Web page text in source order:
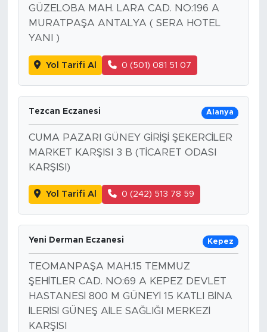
GÜZELOBA MAH. LARA CAD. NO:196 A
MURATPAŞA ANTALYA ( SERA HOTEL
YANI )
Yol Tarifi Al 0 (501) 081 51 07
Tezcan Eczanesi Alanya
CUMA PAZARI GÜNEY GİRİŞİ ŞEKERCİLER
MARKET KARŞISI 3 B (TİCARET ODASI
KARŞISI)
Yol Tarifi Al 0 (242) 513 78 59
Yeni Derman Eczanesi Kepez
TEOMANPAŞA MAH.15 TEMMUZ
ŞEHİTLER CAD. NO:69 A KEPEZ DEVLET
HASTANESİ 800 M GÜNEYİ 15 KATLI BİNA
İLERİSİ GÜNEŞ AİLE SAĞLIĞI MERKEZİ
KARŞISI